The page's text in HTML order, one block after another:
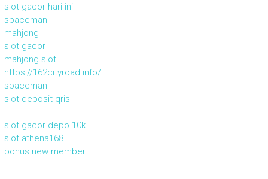
slot gacor hari ini
spaceman
mahjong
slot gacor
mahjong slot
https://162cityroad.info/
spaceman
slot deposit qris
slot gacor depo 10k
slot athena168
bonus new member